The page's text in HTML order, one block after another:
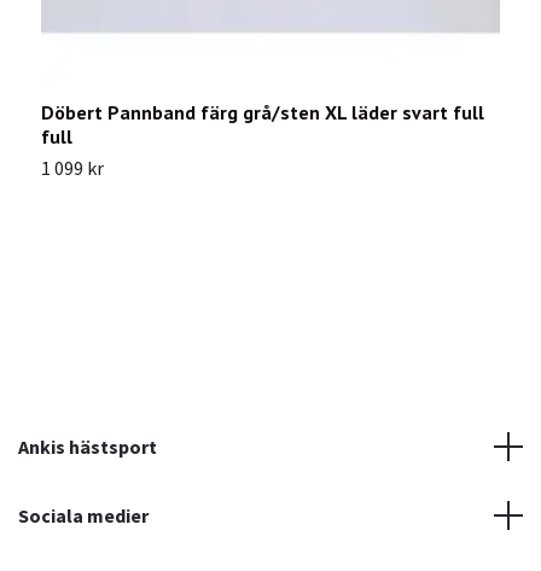
Döbert Pannband färg grå/sten XL läder svart full
full
1 099 kr
Ankis hästsport
Sociala medier